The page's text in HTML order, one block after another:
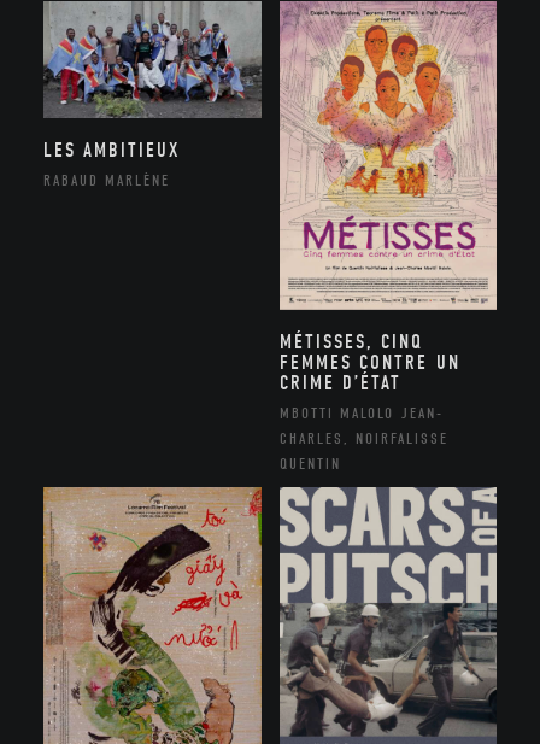
LES AMBITIEUX
RABAUD MARLÈNE
MÉTISSES, CINQ
FEMMES CONTRE UN
CRIME D’ÉTAT
MBOTTI MALOLO JEAN-
CHARLES, NOIRFALISSE
QUENTIN